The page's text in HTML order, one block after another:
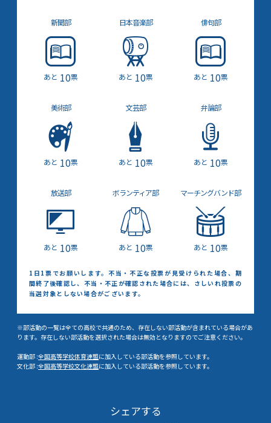
新聞部
10票
日本音楽部
10票
俳句部
10票
美術部
10票
文芸部
10票
弁論部
10票
放送部
10票
ボランティア部
10票
マーチングバンド部
10票
1日1票でお願いします。不当・不正な投票が見受けられた場合、期
間終了後確認し、 不当・不正が確認された場合には、さしいれ投票の
当選対象としない場合がございます。
※部活動の一覧は全ての高校で共通のため、存在しない部活動が含まれている場合があ
ります。存在しない部活動を選択された場合は無効となりますのでご注意ください。
運動部 :全国高等学校体育連盟に加入している部活動を参照しています。
文化部 :全国高等学校文化連盟に加入している部活動を参照しています。
シェアする